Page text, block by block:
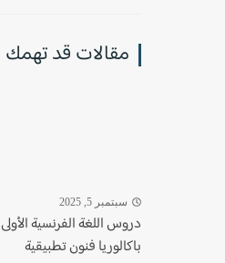
مقالات قد تهمك
سبتمبر 5, 2025
دروس اللغة الفرنسية الأولى
باكالوريا فنون تطبيقية